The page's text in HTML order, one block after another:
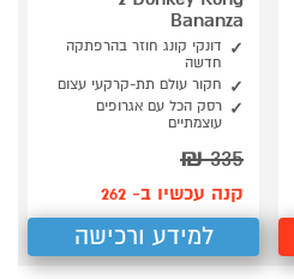
Bananza
דונקי קונג חוזר בהרפתקה
חדשה
חקור עולם תת-קרקעי עצום
רסק הכל עם אגרופים
עוצמתיים
335
₪
קנה עכשיו ב- 262
למידע ורכישה